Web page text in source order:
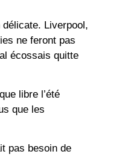
Liverpool,
ne feront pas
écossais quitte
libre l’été
que les
pas besoin de